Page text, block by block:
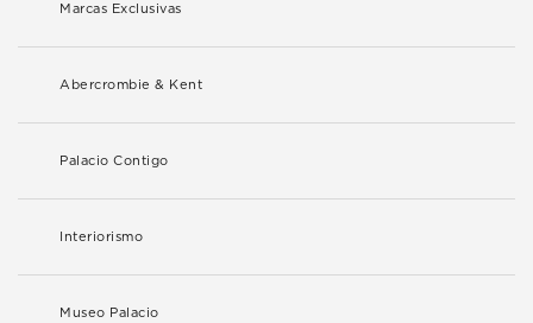
Marcas Exclusivas
Abercrombie & Kent
Palacio Contigo
Interiorismo
Museo Palacio